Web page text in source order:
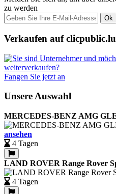
zu werden
Ok
Verkaufen auf clicpublic.lu
Fangen Sie jetzt an
Unsere Auswahl
MERCEDES-BENZ AMG
ansehen
4 Tagen
LAND ROVER Range Rover
4 Tagen